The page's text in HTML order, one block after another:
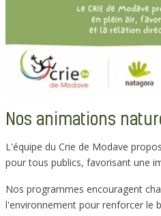
Nos animations
L'équipe du Crie de Modave
pour tous publics, favorisant une
Nos programmes encouragent
l'environnement pour renforcer le